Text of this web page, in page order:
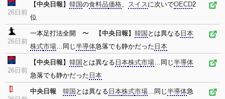
26日前
【中央日報 】 韓国の食料品価格、 スイスに次いでOECD2
位
26日前
一本足打法全開 〜 【中央日報 】 韓国 とは異なる 日本
株式市場…同じ半導体急落でも静かだった 日本
26日前
【中央日報 】 韓国 とは異なる 日本株式市場…同じ半導体
急落でも静かだった 日本
中央日報 韓国 とは異なる 日本株式市場…同じ半導体急